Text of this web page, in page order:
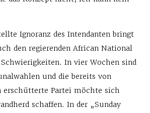
Ignoranz des Intendanten bringt
den regierenden African National
In vier Wochen sind
und die bereits von
erschütterte Partei möchte sich
schaffen. In der „Sunday